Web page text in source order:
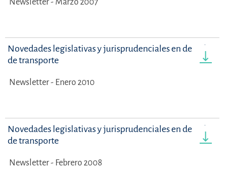
Novedades legislativas y jurisprudenciales en derecho
de transporte
Newsletter - Enero 2010
Novedades legislativas y jurisprudenciales en derecho
de transporte
Newsletter - Febrero 2008